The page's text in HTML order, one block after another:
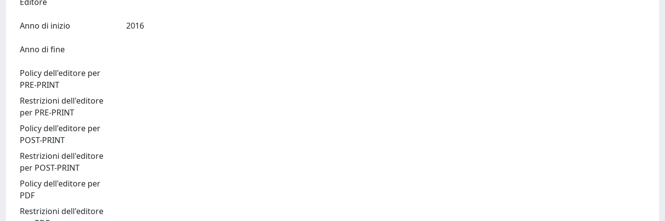
Anno di inizio
Anno di fine
Policy dell'editore per
PRE-PRINT
Restrizioni dell'editore
per PRE-PRINT
Policy dell'editore per
POST-PRINT
Restrizioni dell'editore
per POST-PRINT
Policy dell'editore per
PDF
Restrizioni dell'editore